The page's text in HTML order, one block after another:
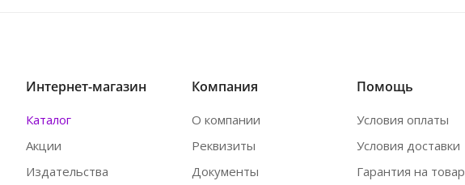
Интернет-магазин
Каталог
Акции
Издательства
Компания
О компании
Реквизиты
Документы
Помощь
Условия оплаты
Условия доставки
Гарантия на товар